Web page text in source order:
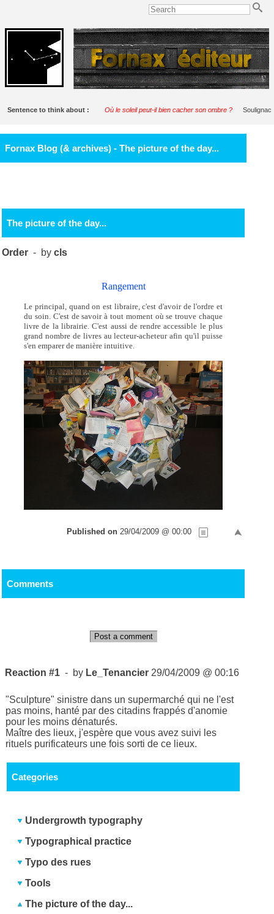
Sentence to think about : Où le soleil peut-il bien cacher son ombre ? Soulignac
Fornax Blog (& archives) - The picture of the day...
The picture of the day...
Order - bycls
Rangement
Le principal, quand on est libraire, c'est d'avoir de l'ordre et
du soin. C'est de savoir à tout moment où se trouve chaque
livre de la librairie. C'est aussi de rendre accessible le plus
grand nombre de livres au lecteur-acheteur afin qu'il puisse
s'en emparer de manière intuitive.
Published on 29/04/2009 @ 00:00
Comments
Post a comment
Reaction #1 - by Le_Tenancier 29/04/2009 @ 00:16
"Sculpture" sinistre dans un supermarché qui ne l'est
pas moins, hanté par des citadins frappés d'anomie
pour les moins dénaturés.
Maître des lieux, j'espère que vous avez suivi les
rituels purificateurs une fois sorti de ce lieux.
Categories
Undergrowth typography
Typographical practice
Typo des rues
Tools
The picture of the day...